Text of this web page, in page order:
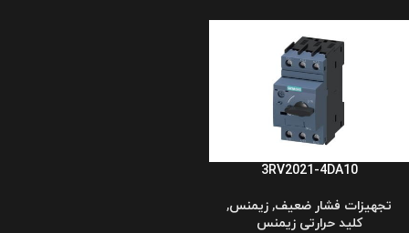
3RV2021-4DA10
تجهیزات فشار ضعیف, زیمنس,
کلید حرارتی زیمنس